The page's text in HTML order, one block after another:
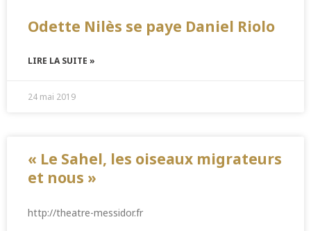
Odette Nilès se paye Daniel Riolo
LIRE LA SUITE »
24 mai 2019
« Le Sahel, les oiseaux migrateurs
et nous »
http://theatre-messidor.fr